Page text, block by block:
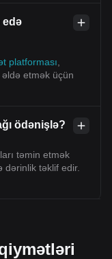
edə
platforması
etmək üçün
ödənişlə?
təmin etmək
dərinlik təklif edir.